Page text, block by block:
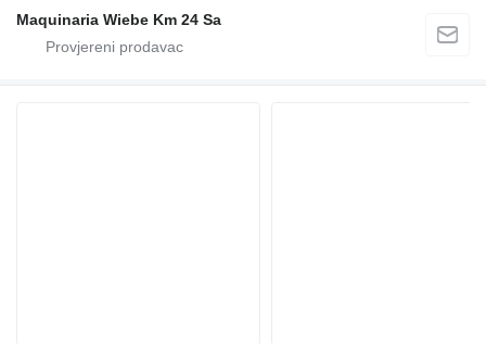
Maquinaria Wiebe Km 24 Sa